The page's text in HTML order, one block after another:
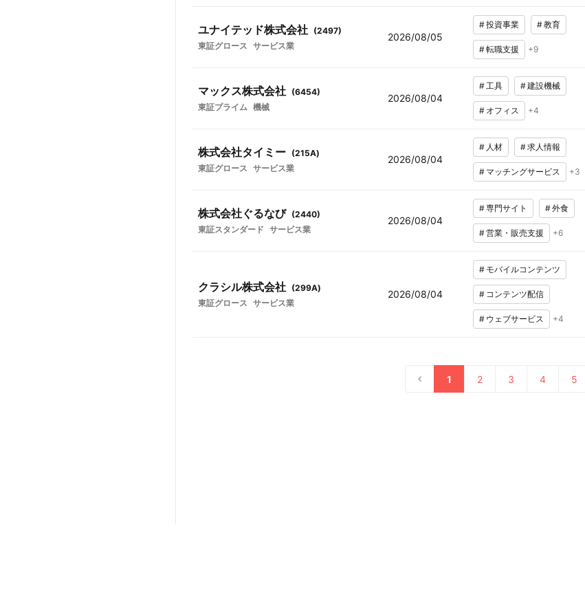
ユナイテッド株式会社 (2497)
東証グロース サービス業
2026/08/05
#投資事業 #教育
#転職支援 +9
マックス株式会社 (6454)
東証プライム 機械
2026/08/04
#工具 #建設機械
# オフィス +4
株式会社タイミー (215A)
東証グロース サービス業
2026/08/04
# 人材 #求人情報
# マッチングサービス +3
株式会社ぐるなび (2440)
東証スタンダード サービス業
2026/08/04
#専門サイト #外食
#営業・販売支援 +6
クラシル株式会社 (299A)
東証グロース サービス業
2026/08/04
# モバイルコンテンツ
# コンテンツ配信
# ウェブサービス +4
1 2 3 4 5